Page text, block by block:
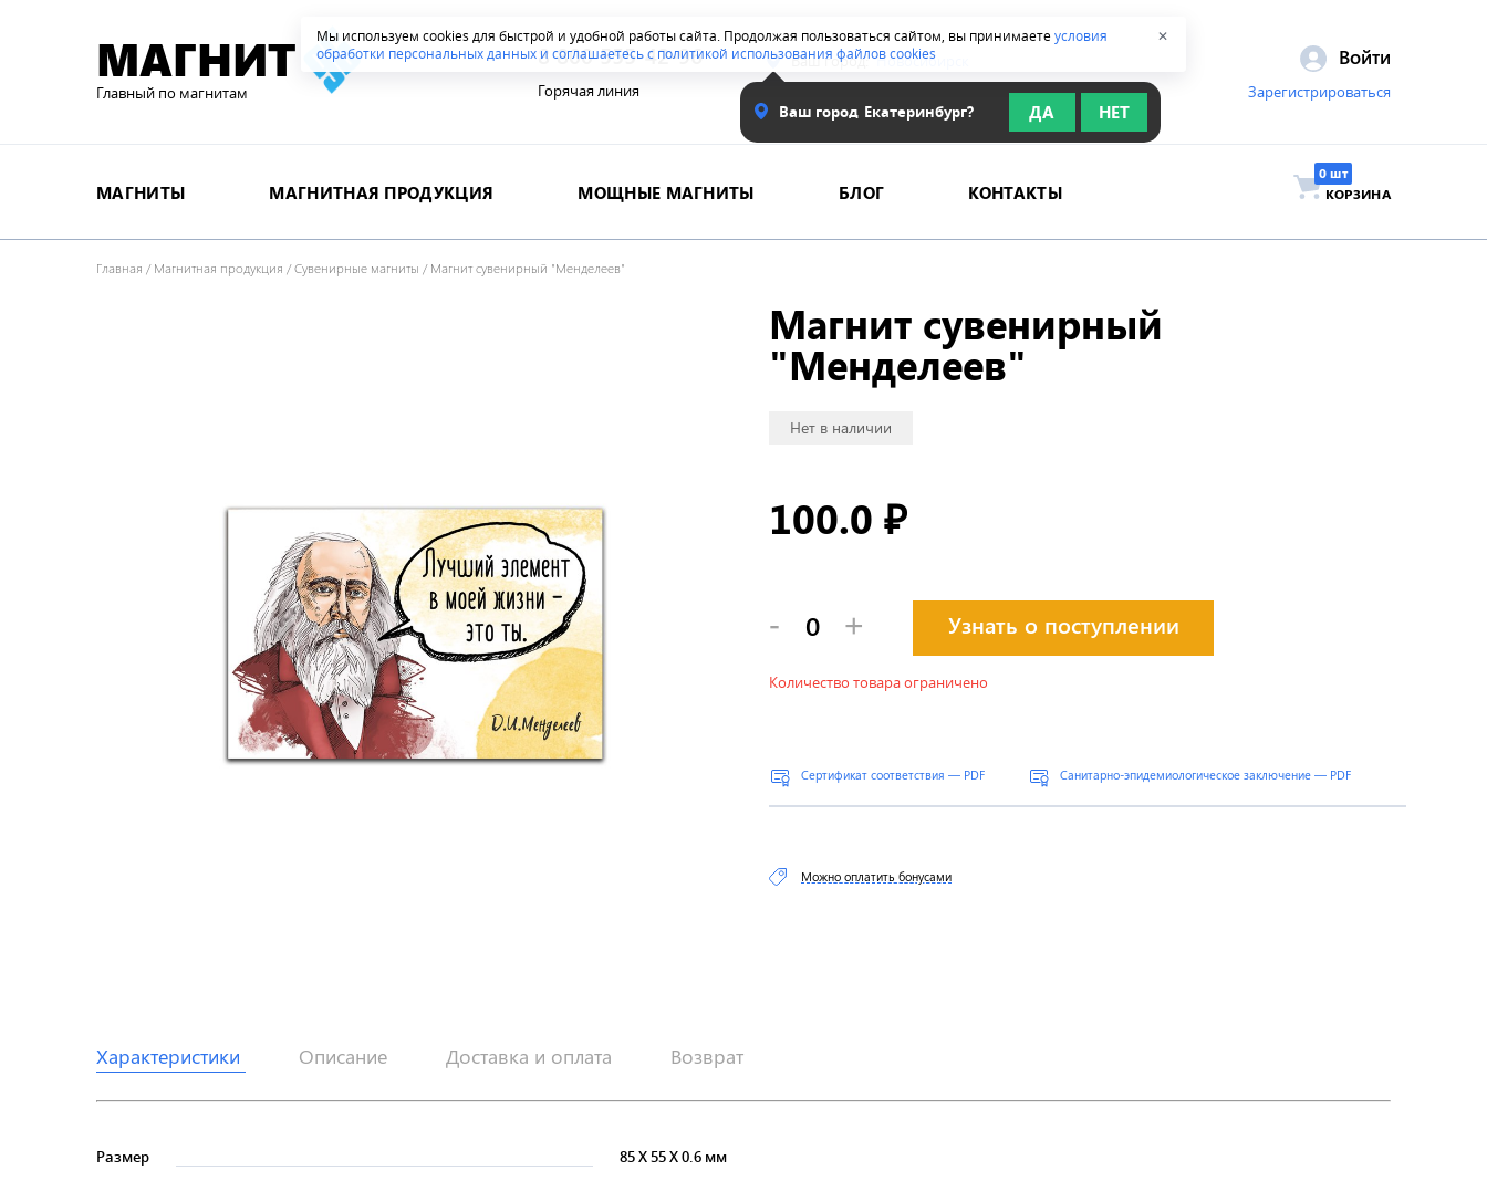
Мы используем cookies для быстрой и удобной работы сайта. Продолжая пользоваться сайтом, вы принимаетеусловия
обработки персональных данных и соглашаетесь с политикой использования файлов cookies
✕
МАГНИТ
Главный по магнитам
8 800 555-42-96
Горячая линия
Ваш город: Новосибирск
Ваш город Екатеринбург? ДА НЕТ
Войти
Зарегистрироваться
МАГНИТЫ МАГНИТНАЯ ПРОДУКЦИЯ МОЩНЫЕ МАГНИТЫ БЛОГ КОНТАКТЫ КОРЗИНА
Главная /Магнитная продукция /Сувенирные магниты /Магнит сувенирный "Менделеев"
Магнит сувенирный
"Менделеев"
Нет в наличии
100.0 ₽
- + Узнать о поступлении
Количество товара ограничено
Сертификат соответствия — PDF Санитарно-эпидемиологическое заключение — PDF
Можно оплатить бонусами
Характеристики Описание Доставка и оплата Возврат
Размер 85X55X0.6 мм